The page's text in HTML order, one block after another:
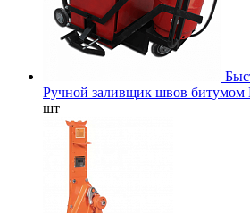
Ручной заливщик швов
шт